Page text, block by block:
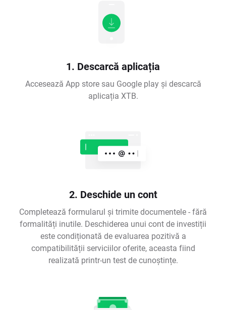
1. Descarcă aplicația
Accesează App store sau Google play și descarcă
aplicația XTB.
2. Deschide un cont
Completează formularul și trimite documentele - fără
formalități inutile. Deschiderea unui cont de investiții
este condiționată de evaluarea pozitivă a
compatibilității serviciilor oferite, aceasta fiind
realizată printr-un test de cunoștințe.